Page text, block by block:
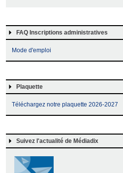
FAQ Inscriptions administratives
Mode d'emploi
Plaquette
Téléchargez notre plaquette 2026-2027
Suivez l'actualité de Médiadix